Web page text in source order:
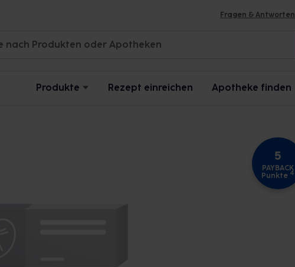
Fragen & Antworten
Produkte Rezept einreichen Apotheke finden
5
PAYBACK
Punkte 4